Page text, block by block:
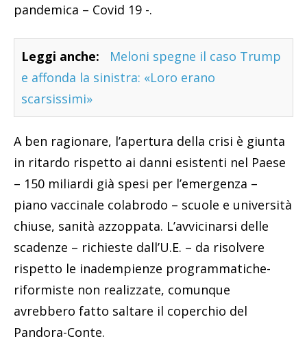
pandemica – Covid 19 -.
Leggi anche:
Meloni spegne il caso Trump
e affonda la sinistra: «Loro erano
scarsissimi»
A ben ragionare, l’apertura della crisi è giunta
in ritardo rispetto ai danni esistenti nel Paese
– 150 miliardi già spesi per l’emergenza –
piano vaccinale colabrodo – scuole e università
chiuse, sanità azzoppata. L’avvicinarsi delle
scadenze – richieste dall’U.E. – da risolvere
rispetto le inadempienze programmatiche-
riformiste non realizzate, comunque
avrebbero fatto saltare il coperchio del
Pandora-Conte.